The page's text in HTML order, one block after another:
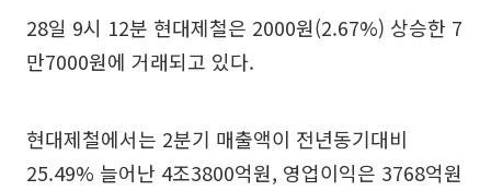
28일 9시 12분 현대제철은 2000원(2.67%) 상승한 7
만7000원에 거래되고 있다.
현대제철에서는 2분기 매출액이 전년동기대비
25.49% 늘어난 4조3800억원, 영업이익은 3768억원